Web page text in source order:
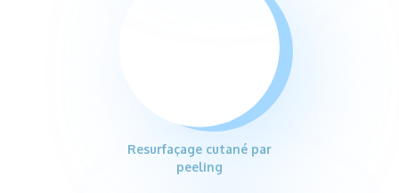
Resurfaçage cutané par
peeling